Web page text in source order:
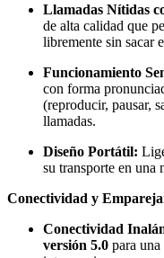
Llamadas Nítidas
de alta calidad que
libremente sin sacar
Funcionamiento
con forma
(reproducir, pausar,
llamadas.
Diseño Portátil:
su transporte en una
Conectividad y
Conectividad
versión 5.0 para